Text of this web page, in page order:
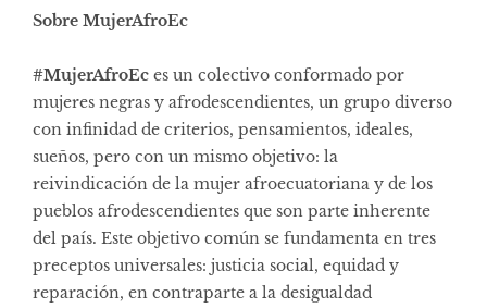
Sobre MujerAfroEc
#MujerAfroEc es un colectivo conformado por
mujeres negras y afrodescendientes, un grupo diverso
con infinidad de criterios, pensamientos, ideales,
sueños, pero con un mismo objetivo: la
reivindicación de la mujer afroecuatoriana y de los
pueblos afrodescendientes que son parte inherente
del país. Este objetivo común se fundamenta en tres
preceptos universales: justicia social, equidad y
reparación, en contraparte a la desigualdad